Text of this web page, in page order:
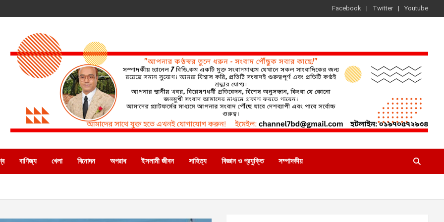
Facebook Twitter Youtube
বাণিজ্য খেলা বিনোদন অপরাধ ইসলামী জীবন সাহিত্য বিজ্ঞান ও প্রযুক্তি সম্পাদকীয়